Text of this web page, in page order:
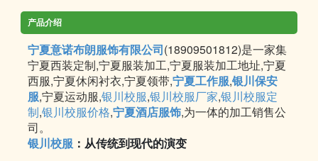
产品介绍
宁夏意诺布朗服饰有限公司(18909501812)是一家集
宁夏西装定制,宁夏服装加工,宁夏服装加工地址,宁夏
西服,宁夏休闲衬衣,宁夏领带,宁夏工作服,银川保安
服,宁夏运动服,银川校服,银川校服厂家,银川校服定
制,银川校服价格,宁夏酒店服饰,为一体的加工销售公
司。
银川校服 ：从传统到现代的演变